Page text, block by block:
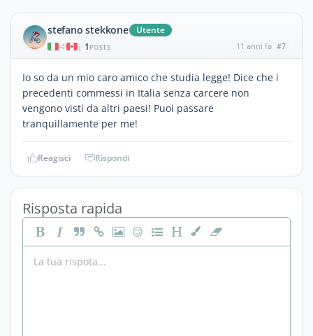
stefano stekkone Utente
| 1 POSTS 11 anni fa #7
Io so da un mio caro amico che studia legge! Dice che i
precedenti commessi in Italia senza carcere non
vengono visti da altri paesi! Puoi passare
tranquillamente per me!
Reagisci Rispondi
Risposta rapida